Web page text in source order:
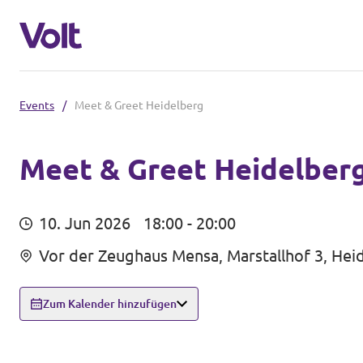
Volt in Baden-Württemberg
Lokale Teams
Volt in Deutschland
Website
Volt in deinem Bundesland
Menschen
Events / Meet & Greet Heidelberg
Meet & Greet
10. Jun 2026
18:00 - 20:00
Vor der Zeughaus Mensa, Marstallhof 3,
Zum Kalender hinzufügen